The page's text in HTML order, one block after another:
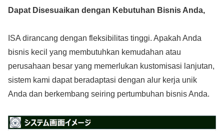
Dapat Disesuaikan dengan Kebutuhan Bisnis Anda,
ISA dirancang dengan fleksibilitas tinggi. Apakah Anda
bisnis kecil yang membutuhkan kemudahan atau
perusahaan besar yang memerlukan kustomisasi lanjutan,
sistem kami dapat beradaptasi dengan alur kerja unik
Anda dan berkembang seiring pertumbuhan bisnis Anda.